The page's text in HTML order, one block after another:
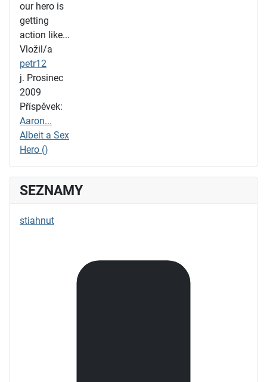
our hero is
getting
action like...
Vložil/a
petr12
j. Prosinec
2009
Příspěvek:
Aaron...
Albeit a Sex
Hero ()
SEZNAMY
stiahnut